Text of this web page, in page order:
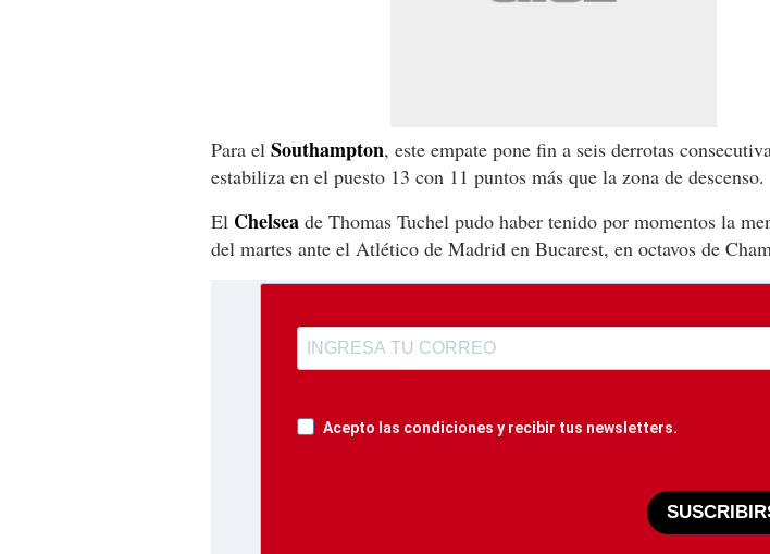
Para el Southampton, este empate pone fin a seis derrotas
estabiliza en el puesto 13 con 11 puntos más que la zona de descenso.
El Chelsea de Thomas Tuchel pudo haber tenido por momentos la
del martes ante el Atlético de Madrid en Bucarest, en octavos de
Acepto las condiciones y recibir tus newsletters.